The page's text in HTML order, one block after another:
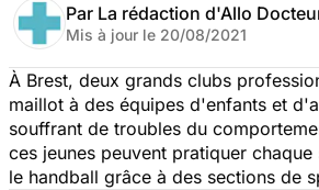
Par La rédaction d'Allo
Mis à jour le 20/08/2021
À Brest, deux grands clubs
maillot à des équipes d'enfants et
souffrant de troubles du
ces jeunes peuvent pratiquer
le handball grâce à des sections de